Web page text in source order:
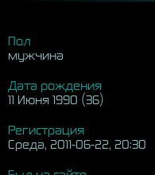
Пол
мужчина
Дата рождения
11 Июня 1990 (36)
Регистрация
Среда, 2011-06-22, 20:30